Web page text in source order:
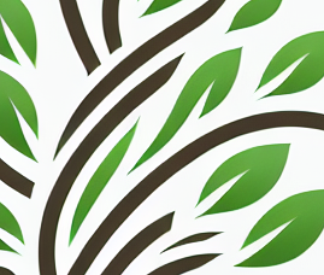
voorwaarden van de
uitgedrukt in EURO, steeds
of administratieve kosten